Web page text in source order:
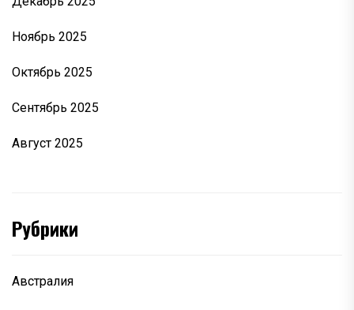
Ноябрь 2025
Октябрь 2025
Сентябрь 2025
Август 2025
Рубрики
Австралия